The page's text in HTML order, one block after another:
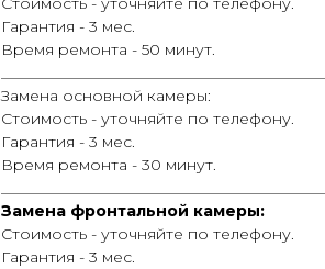
Гарантия - 3 мес.
Время ремонта - 50 минут.
Замена основной камеры:
Стоимость - уточняйте по телефону.
Гарантия - 3 мес.
Время ремонта - 30 минут.
Замена фронтальной камеры:
Стоимость - уточняйте по телефону.
Гарантия - 3 мес.